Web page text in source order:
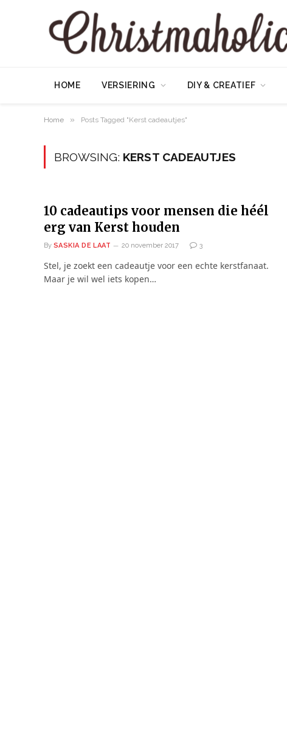
HOME VERSIERING DIY & CREATIEF
Home » Posts Tagged "Kerst cadeautjes"
BROWSING: KERST CADEAUTJES
10 cadeautips voor mensen die héél
erg van Kerst houden
By SASKIA DE LAAT 20 november 2017 3
Stel, je zoekt een cadeautje voor een echte kerstfanaat.
Maar je wil wel iets kopen…